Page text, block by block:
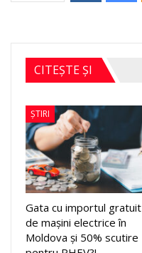
CITEȘTE ȘI
ȘTIRI
Gata cu importul gratuit
de mașini electrice în
Moldova și 50% scutire